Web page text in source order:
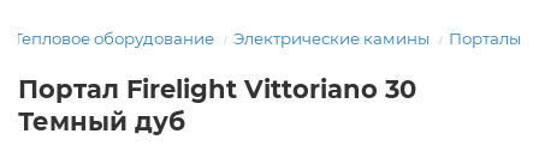
Тепловое оборудование Электрические камины Порталы
Портал Firelight Vittoriano 30
Темный дуб